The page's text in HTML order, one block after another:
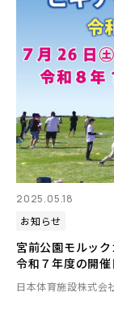
2025.05.18
お知らせ
宮前公園モルッ
令和７年度の開催
日本体育施設株式会